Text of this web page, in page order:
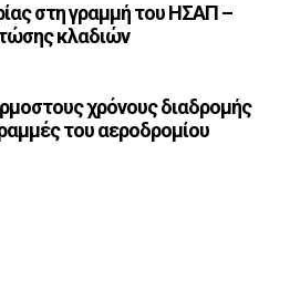
στη γραμμή του ΗΣΑΠ –
κλαδιών
χρόνους διαδρομής
του αεροδρομίου